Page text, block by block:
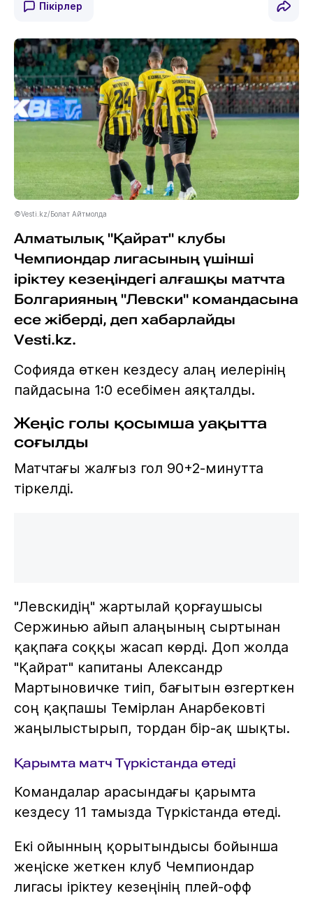
Пікірлер
©Vesti.kz/Болат Айтмолда
Алматылық "Қайрат" клубы
Чемпиондар лигасының үшінші
іріктеу кезеңіндегі алғашқы матчта
Болгарияның "Левски" командасына
есе жіберді, деп хабарлайды
Vesti.kz.
Софияда өткен кездесу алаң иелерінің
пайдасына 1:0 есебімен аяқталды.
Жеңіс голы қосымша уақытта
соғылды
Матчтағы жалғыз гол 90+2-минутта
тіркелді.
"Левскидің" жартылай қорғаушысы
Сержинью айып алаңының сыртынан
қақпаға соққы жасап көрді. Доп жолда
"Қайрат" капитаны Александр
Мартыновичке тиіп, бағытын өзгерткен
соң қақпашы Темірлан Анарбековті
жаңылыстырып, тордан бір-ақ шықты.
Қарымта матч Түркістанда өтеді
Командалар арасындағы қарымта
кездесу 11 тамызда Түркістанда өтеді.
Екі ойынның қорытындысы бойынша
жеңіске жеткен клуб Чемпиондар
лигасы іріктеу кезеңінің плей-офф